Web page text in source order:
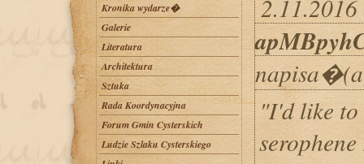
Kronika wydarze�
Galerie
Literatura
Architektura
Sztuka
Rada Koordynacyjna
Forum Gmin Cysterskich
Ludzie Szlaku Cysterskiego
"I'd like to